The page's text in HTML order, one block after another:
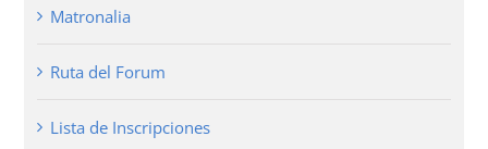
Matronalia
Ruta del Forum
Lista de Inscripciones